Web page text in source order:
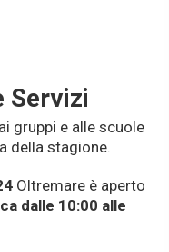
Servizi
gruppi e alle scuole
della stagione.
Oltremare è aperto
dalle 10:00 alle